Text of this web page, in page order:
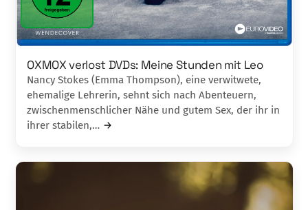
OXMOX verlost DVDs: Meine Stunden mit Leo
Nancy Stokes (Emma Thompson), eine verwitwete,
ehemalige Lehrerin, sehnt sich nach Abenteuern,
zwischenmenschlicher Nähe und gutem Sex, der ihr in
ihrer stabilen,…